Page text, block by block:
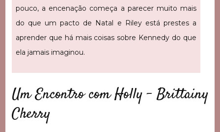
pouco, a encenação começa a parecer muito mais
do que um pacto de Natal e Riley está prestes a
aprender que há mais coisas sobre Kennedy do que
ela jamais imaginou.
Um Encontro com Holly – Brittainy
Cherry